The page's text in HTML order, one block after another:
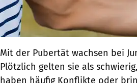
Mit der Pubertät wachsen bei
Plötzlich gelten sie als
haben häufig Konflikte oder